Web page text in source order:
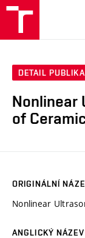
DETAIL
Nonlinear
of
ORIGINÁLNÍ
Nonlinear
ANGLICKÝ NÁZEV